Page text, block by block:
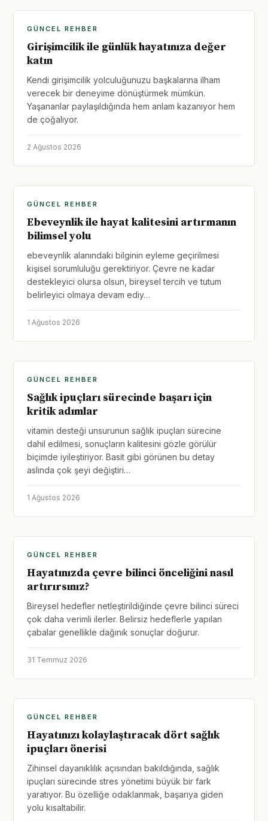
GÜNCEL REHBER
Girişimcilik ile günlük hayatınıza değer
katın
Kendi girişimcilik yolculuğunuzu başkalarına ilham
verecek bir deneyime dönüştürmek mümkün.
Yaşananlar paylaşıldığında hem anlam kazanıyor hem
de çoğalıyor.
2 Ağustos 2026
GÜNCEL REHBER
Ebeveynlik ile hayat kalitesini artırmanın
bilimsel yolu
ebeveynlik alanındaki bilginin eyleme geçirilmesi
kişisel sorumluluğu gerektiriyor. Çevre ne kadar
destekleyici olursa olsun, bireysel tercih ve tutum
belirleyici olmaya devam ediy…
1 Ağustos 2026
GÜNCEL REHBER
Sağlık ipuçları sürecinde başarı için
kritik adımlar
vitamin desteği unsurunun sağlık ipuçları sürecine
dahil edilmesi, sonuçların kalitesini gözle görülür
biçimde iyileştiriyor. Basit gibi görünen bu detay
aslında çok şeyi değiştiri…
1 Ağustos 2026
GÜNCEL REHBER
Hayatınızda çevre bilinci önceliğini nasıl
artırırsınız?
Bireysel hedefler netleştirildiğinde çevre bilinci süreci
çok daha verimli ilerler. Belirsiz hedeflerle yapılan
çabalar genellikle dağınık sonuçlar doğurur.
31 Temmuz 2026
GÜNCEL REHBER
Hayatınızı kolaylaştıracak dört sağlık
ipuçları önerisi
Zihinsel dayanıklılık açısından bakıldığında, sağlık
ipuçları sürecinde stres yönetimi büyük bir fark
yaratıyor. Bu özelliğe odaklanmak, başarıya giden
yolu kısaltabilir.